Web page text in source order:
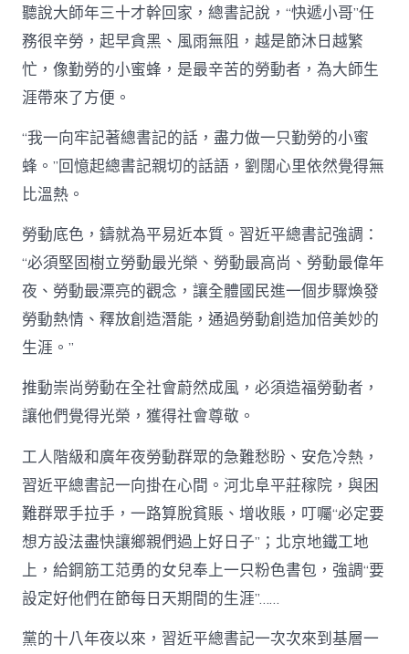
聽說大師年三十才幹回家，總書記說，“快遞小哥”任
務很辛勞，起早貪黑、風雨無阻，越是節沐日越繁
忙，像勤勞的小蜜蜂，是最辛苦的勞動者，為大師生
涯帶來了方便。
“我一向牢記著總書記的話，盡力做一只勤勞的小蜜
蜂。”回憶起總書記親切的話語，劉闊心里依然覺得無
比溫熱。
勞動底色，鑄就為平易近本質。習近平總書記強調：
“必須堅固樹立勞動最光榮、勞動最高尚、勞動最偉年
夜、勞動最漂亮的觀念，讓全體國民進一個步驟煥發
勞動熱情、釋放創造潛能，通過勞動創造加倍美妙的
生涯。”
推動崇尚勞動在全社會蔚然成風，必須造福勞動者，
讓他們覺得光榮，獲得社會尊敬。
工人階級和廣年夜勞動群眾的急難愁盼、安危冷熱，
習近平總書記一向掛在心間。河北阜平莊稼院，與困
難群眾手拉手，一路算脫貧賬、增收賬，叮囑“必定要
想方設法盡快讓鄉親們過上好日子”；北京地鐵工地
上，給鋼筋工范勇的女兒奉上一只粉色書包，強調“要
設定好他們在節每日天期間的生涯”……
黨的十八年夜以來，習近平總書記一次次來到基層一